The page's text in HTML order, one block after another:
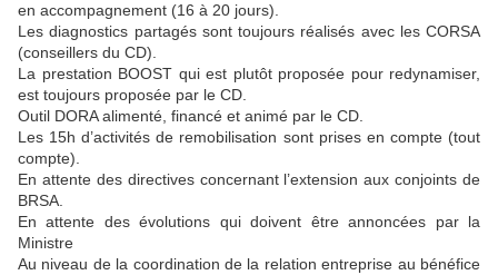
en accompagnement (16 à 20 jours).
Les diagnostics partagés sont toujours réalisés avec les CORSA
(conseillers du CD).
La prestation BOOST qui est plutôt proposée pour redynamiser,
est toujours proposée par le CD.
Outil DORA alimenté, financé et animé par le CD.
Les 15h d’activités de remobilisation sont prises en compte (tout
compte).
En attente des directives concernant l’extension aux conjoints de
BRSA.
En attente des évolutions qui doivent être annoncées par la
Ministre
Au niveau de la coordination de la relation entreprise au bénéfice